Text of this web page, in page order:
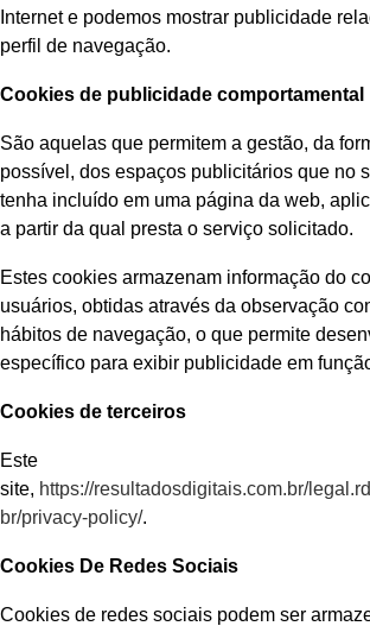
Internet e podemos mostrar publicidade
perfil de navegação.
Cookies de publicidade comportamental
São aquelas que permitem a gestão, da
possível, dos espaços publicitários que no
tenha incluído em uma página da web,
a partir da qual presta o serviço solicitado.
Estes cookies armazenam informação do
usuários, obtidas através da observação
hábitos de navegação, o que permite
específico para exibir publicidade em
Cookies de terceiros
Este
site, https://resultadosdigitais.com.br/
br/privacy-policy/.
Cookies De Redes Sociais
Cookies de redes sociais podem ser